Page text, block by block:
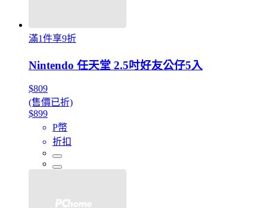
滿1件享9折
Nintendo 任天堂 2.5吋好友公仔5入
$809
(售價已折)
$899
P幣
折扣